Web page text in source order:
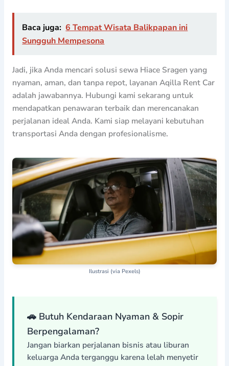
Baca juga: 6 Tempat Wisata Balikpapan ini
Sungguh Mempesona
Jadi, jika Anda mencari solusi sewa Hiace Sragen yang
nyaman, aman, dan tanpa repot, layanan Aqilla Rent Car
adalah jawabannya. Hubungi kami sekarang untuk
mendapatkan penawaran terbaik dan merencanakan
perjalanan ideal Anda. Kami siap melayani kebutuhan
transportasi Anda dengan profesionalisme.
Ilustrasi (via Pexels)
🚗 Butuh Kendaraan Nyaman & Sopir
Berpengalaman?
Jangan biarkan perjalanan bisnis atau liburan
keluarga Anda terganggu karena lelah menyetir